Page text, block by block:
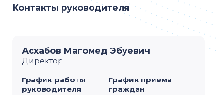
Контакты руководителя
Асхабов Магомед Эбуевич
Директор
График работы
руководителя
График приема
граждан